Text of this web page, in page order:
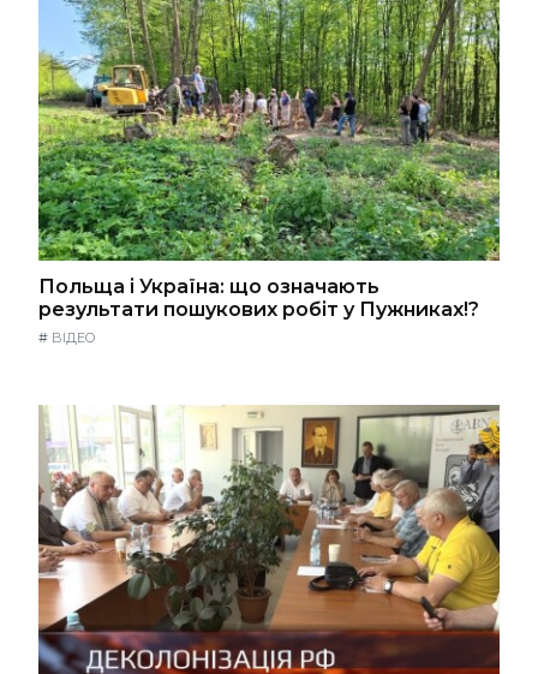
Польща і Україна: що означають
результати пошукових робіт у Пужниках!?
# ВІДЕО